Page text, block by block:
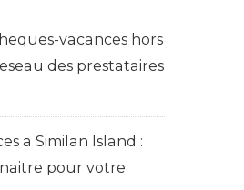
vacances hors
des prestataires
a Similan Island :
pour votre